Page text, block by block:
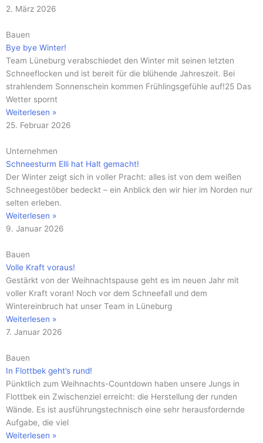
2. März 2026
Bauen
Bye bye Winter!
Team Lüneburg verabschiedet den Winter mit seinen letzten
Schneeflocken und ist bereit für die blühende Jahreszeit. Bei
strahlendem Sonnenschein kommen Frühlingsgefühle auf!25 Das
Wetter spornt
Weiterlesen »
25. Februar 2026
Unternehmen
Schneesturm Elli hat Halt gemacht!
Der Winter zeigt sich in voller Pracht: alles ist von dem weißen
Schneegestöber bedeckt – ein Anblick den wir hier im Norden nur
selten erleben.
Weiterlesen »
9. Januar 2026
Bauen
Volle Kraft voraus!
Gestärkt von der Weihnachtspause geht es im neuen Jahr mit
voller Kraft voran! Noch vor dem Schneefall und dem
Wintereinbruch hat unser Team in Lüneburg
Weiterlesen »
7. Januar 2026
Bauen
In Flottbek geht’s rund!
Pünktlich zum Weihnachts-Countdown haben unsere Jungs in
Flottbek ein Zwischenziel erreicht: die Herstellung der runden
Wände. Es ist ausführungstechnisch eine sehr herausfordernde
Aufgabe, die viel
Weiterlesen »